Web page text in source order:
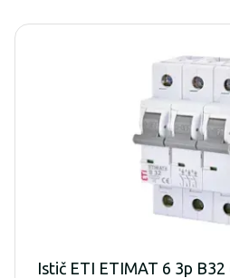
Istič ETI ETIMAT 6 3p